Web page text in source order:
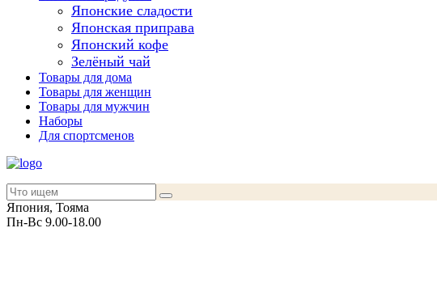
Японские сладости
Японская приправа
Японский кофе
Зелёный чай
Товары для дома
Товары для женщин
Товары для мужчин
Наборы
Для спортсменов
Япония, Тояма
Пн-Вс 9.00-18.00